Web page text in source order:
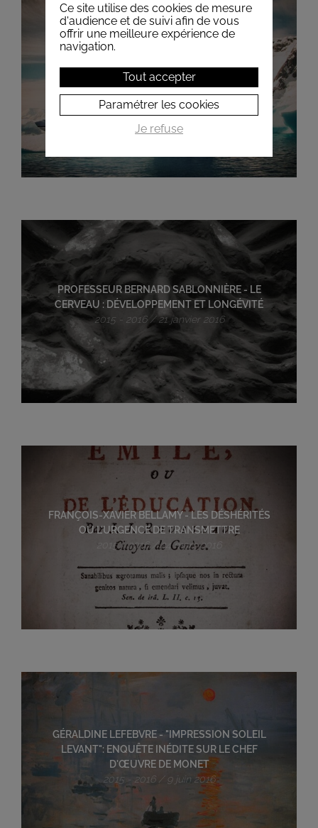
ANTARCTIQUE : LA FIN DES SANCTUAIRES ?
2015 - 2016 / 3 décembre 2015
PROFESSEUR BERNARD SABLONNIÈRE - LE
CERVEAU : DÉVELOPPEMENT ET LONGÉVITÉ
2015 - 2016 / 21 janvier 2016
FRANÇOIS-XAVIER BELLAMY - LES DÉSHÉRITÉS
OU L'URGENCE DE TRANSMETTRE
2015 - 2016 / 24 mars 2016
GÉRALDINE LEFEBVRE - "IMPRESSION SOLEIL
LEVANT": ENQUÊTE INÉDITE SUR LE CHEF
D'ŒUVRE DE MONET
2015 - 2016 / 9 juin 2016
Ce site utilise des cookies de mesure
d'audience et de suivi afin de vous
offrir une meilleure expérience de
navigation.
Tout accepter
Paramétrer les cookies
Je refuse